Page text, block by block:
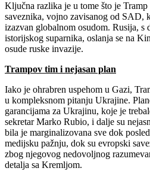
Ključna razlika je u tome što je
saveznika, vojno zavisanog od SAD,
izazvan globalnom osudom. Rusija, s
istorijskog suparnika, oslanja se na
osude ruske invazije.
Trampov tim i nejasan plan
Iako je ohrabren uspehom u Gazi,
u kompleksnom pitanju Ukrajine.
garancijama za Ukrajinu, koje je
sekretar Marko Rubio, i dalje su
bila je marginalizovana sve dok
medijsku pažnju, dok su evropski
zbog njegovog nedovoljnog
detalja sa Kremljom.